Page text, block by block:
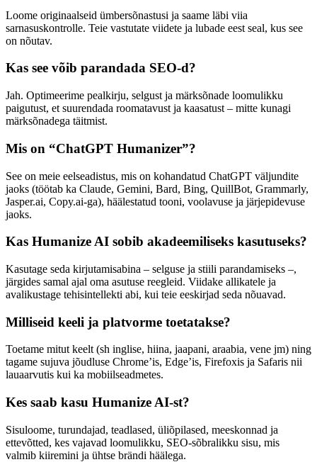
Loome originaalseid ümbersõnastusi ja saame läbi viia
sarnasuskontrolle. Teie vastutate viidete ja lubade eest seal, kus see
on nõutav.
Kas see võib parandada SEO-d?
Jah. Optimeerime pealkirju, selgust ja märksõnade loomulikku
paigutust, et suurendada roomatavust ja kaasatust – mitte kunagi
märksõnadega täitmist.
Mis on “ChatGPT Humanizer”?
See on meie eelseadistus, mis on kohandatud ChatGPT väljundite
jaoks (töötab ka Claude, Gemini, Bard, Bing, QuillBot, Grammarly,
Jasper.ai, Copy.ai-ga), häälestatud tooni, voolavuse ja järjepidevuse
jaoks.
Kas Humanize AI sobib akadeemiliseks kasutuseks?
Kasutage seda kirjutamisabina – selguse ja stiili parandamiseks –,
järgides samal ajal oma asutuse reegleid. Viidake allikatele ja
avalikustage tehisintellekti abi, kui teie eeskirjad seda nõuavad.
Milliseid keeli ja platvorme toetatakse?
Toetame mitut keelt (sh inglise, hiina, jaapani, araabia, vene jm) ning
tagame sujuva jõudluse Chrome’is, Edge’is, Firefoxis ja Safaris nii
lauaarvutis kui ka mobiilseadmetes.
Kes saab kasu Humanize AI-st?
Sisuloome, turundajad, teadlased, üliõpilased, meeskonnad ja
ettevõtted, kes vajavad loomulikku, SEO-sõbralikku sisu, mis
valmib kiiremini ja ühtse brändi häälega.